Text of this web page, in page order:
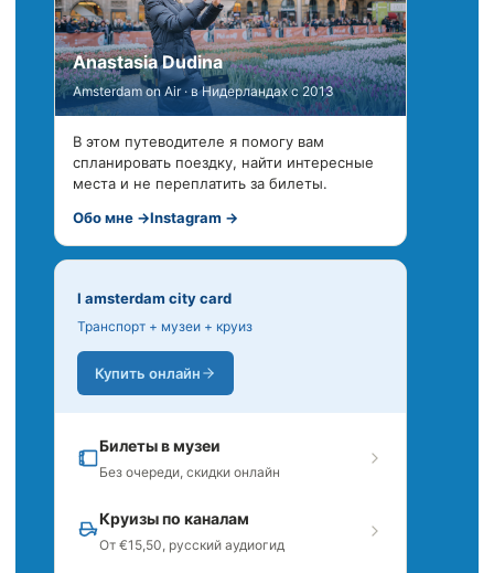
Anastasia Dudina
Amsterdam on Air · в Нидерландах с 2013
В этом путеводителе я помогу вам
спланировать поездку, найти интересные
места и не переплатить за билеты.
Обо мне →Instagram →
I amsterdam city card
Транспорт + музеи + круиз
Купить онлайн
Билеты в музеи
Без очереди, скидки онлайн
Круизы по каналам
От €15,50, русский аудиогид